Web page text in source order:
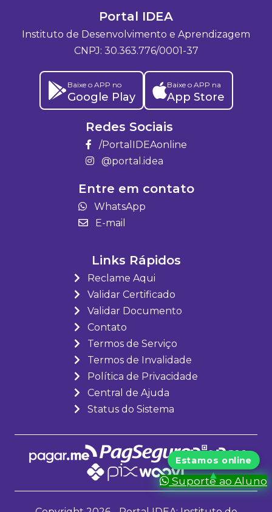
Suporte ao Aluno
Portal IDEA
Instituto de Desenvolvimento e Aprendizagem
CNPJ: 30.363.776/0001-37
Baixe o APP no
Google Play
Baixe o APP na
App Store
Redes Sociais
/PortalIDEAonline
@portal.idea
Entre em contato
WhatsApp
E-mail
Links Rápidos
Reclame Aqui
Validar Certificado
Validar Documento
Contato
Termos de Serviço
Termos de Invalidade
Política de Privacidade
Central de Ajuda
Status do Sistema